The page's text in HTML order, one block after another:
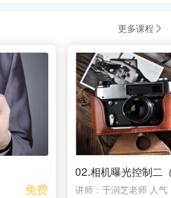
更多课程
免费
02.相机曝光控制二
讲师：于润芝老师 人气